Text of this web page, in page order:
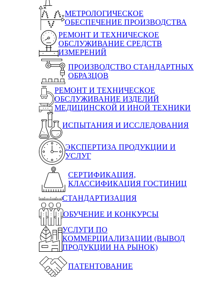
МЕТРОЛОГИЧЕСКОЕ
ОБЕСПЕЧЕНИЕ ПРОИЗВОДСТВА
РЕМОНТ И ТЕХНИЧЕСКОЕ
ОБСЛУЖИВАНИЕ СРЕДСТВ
ИЗМЕРЕНИЙ
ПРОИЗВОДСТВО СТАНДАРТНЫХ
ОБРАЗЦОВ
РЕМОНТ И ТЕХНИЧЕСКОЕ
ОБСЛУЖИВАНИЕ ИЗДЕЛИЙ
МЕДИЦИНСКОЙ И ИНОЙ ТЕХНИКИ
ИСПЫТАНИЯ И ИССЛЕДОВАНИЯ
ЭКСПЕРТИЗА ПРОДУКЦИИ И
УСЛУГ
СЕРТИФИКАЦИЯ,
КЛАССИФИКАЦИЯ ГОСТИНИЦ
СТАНДАРТИЗАЦИЯ
ОБУЧЕНИЕ И КОНКУРСЫ
УСЛУГИ ПО
КОММЕРЦИАЛИЗАЦИИ (ВЫВОД
ПРОДУКЦИИ НА РЫНОК)
ПАТЕНТОВАНИЕ